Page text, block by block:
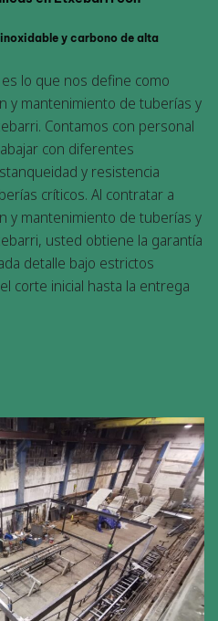
y carbono de alta
lo que nos define como
y mantenimiento de tuberías y
Contamos con personal
con diferentes
y resistencia
críticos. Al contratar a
y mantenimiento de tuberías y
usted obtiene la garantía
detalle bajo estrictos
corte inicial hasta la entrega